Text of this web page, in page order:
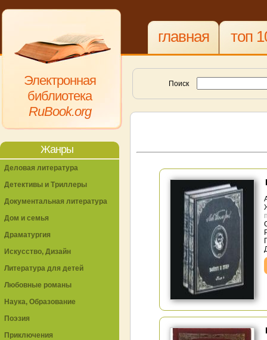
Электронная
библиотека
RuBook.org
главная топ
Поиск
Жанры
Деловая литература
Детективы и Триллеры
Документальная литература
Дом и семья
Драматургия
Искусство, Дизайн
Литература для детей
Любовные романы
Наука, Образование
Поэзия
Приключения